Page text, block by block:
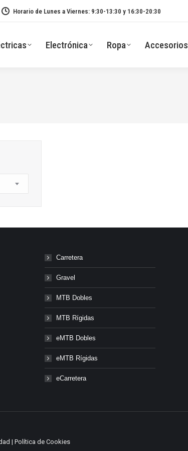
Horario de Lunes a Viernes: 9:30-13:30 y 16:30-20:30
Electrónica Ropa Accesorios
Carretera
Gravel
MTB Dobles
MTB Rígidas
eMTB Dobles
eMTB Rígidas
eCarretera
| Política de Cookies